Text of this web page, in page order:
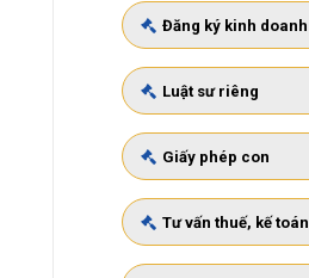
Đăng ký kinh doanh
Luật sư riêng
Giấy phép con
Tư vấn thuế, kế toán